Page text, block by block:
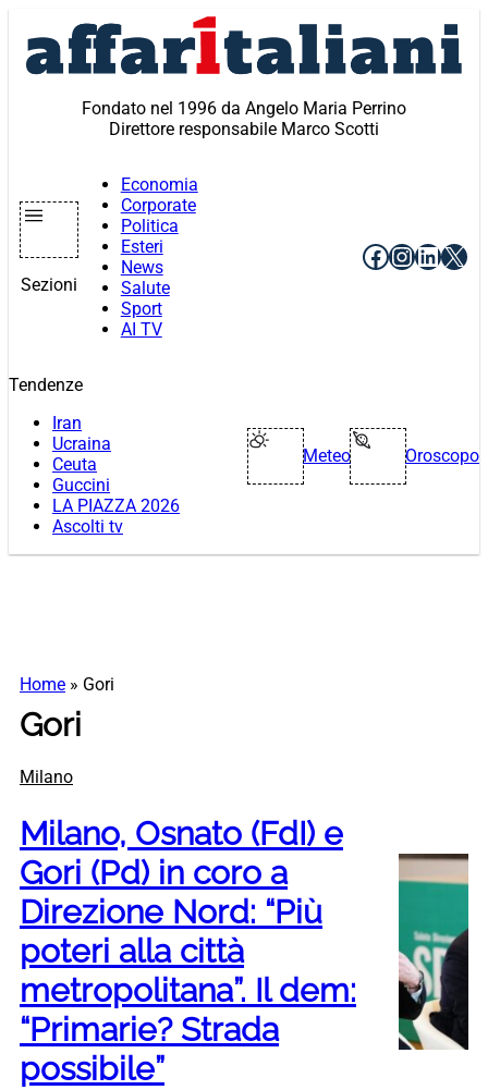
contenuto
Fondato nel 1996 da Angelo Maria Perrino
Direttore responsabile Marco Scotti
Sezioni
Economia
Corporate
Politica
Esteri
News
Salute
Sport
AI TV
Facebook
X
Tendenze
Iran
Ucraina
Ceuta
Guccini
LA PIAZZA 2026
Ascolti tv
Meteo Oroscopo
Home » Gori
Gori
Milano
Milano, Osnato (FdI) e
Gori (Pd) in coro a
Direzione Nord: “Più
poteri alla città
metropolitana”. Il dem:
“Primarie? Strada
possibile”